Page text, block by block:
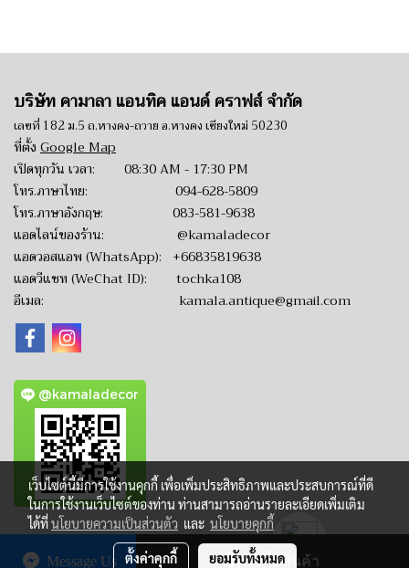
สั่งซื้อสินค้า
Message Us
บริษัท คามาลา แอนทิค แอนด์ คราฟส์ จำกัด
เลขที่ 182 ม.5 ถ.หางดง-ถวาย อ.หางดง เชียงใหม่ 50230
ที่ตั้ง Google Map
เปิดทุกวัน เวลา: 08:30 AM - 17:30 PM
โทร.ภาษาไทย: 094-628-5809
โทร.ภาษาอังกฤษ: 083-581-9638
แอดไลน์ของร้าน: @kamaladecor
แอดวอสแอพ (WhatsApp): +66835819638
แอดวีแชท (WeChat ID): tochka108
อีเมล: kamala.antique@gmail.com
@kamaladecor
เว็บไซต์นี้มีการใช้งานคุกกี้ เพื่อเพิ่มประสิทธิภาพและประสบการณ์ที่ดี
ในการใช้งานเว็บไซต์ของท่าน ท่านสามารถอ่านรายละเอียดเพิ่มเติม
ได้ที่นโยบายความเป็นส่วนตัว และ นโยบายคุกกี้
ตั้งค่าคุกกี้ ยอมรับทั้งหมด